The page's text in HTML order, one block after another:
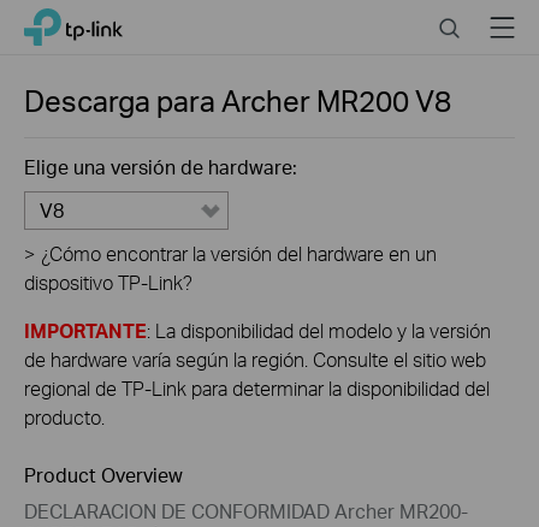
Click
navigation
TP-Link, Reliably Smart SearchMenu
Descarga paraArcher MR200V8
Elige una versión de hardware:
V8
> ¿Cómo encontrar la versión del hardware en un
dispositivo TP-Link?
IMPORTANTE: La disponibilidad del modelo y la versión
de hardware varía según la región. Consulte el sitio web
regional de TP-Link para determinar la disponibilidad del
producto.
Product Overview
DECLARACION DE CONFORMIDAD Archer MR200-